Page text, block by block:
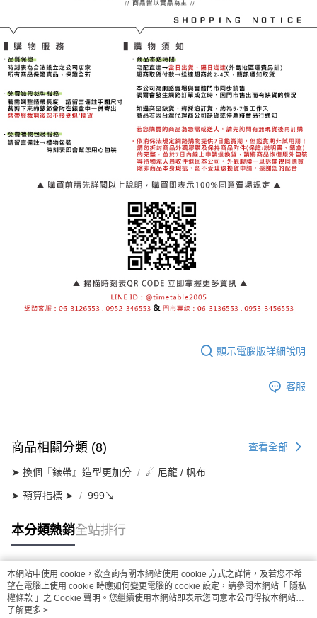
顯示電腦版詳細說明
客服
商品相關分類 (8) 查看全部
➤ 換個『錶帶』造型更加分 ☄ 尼龍 / 帆布
➤ 預算指標 ➤ 999↘
本分類熱銷全站排行
熱門標籤
本網站中使用 cookie，欲查詢有關本網站使用 cookie 方式之詳情，及若您不希
望在電腦上使用 cookie 時應如何變更電腦的 cookie 設定，請參閱本網站「 隱私
權條款 」之 Cookie 聲明。您繼續使用本網站即表示您同意本公司得按本網站使
用條款之 Cookie 聲明使用 cookie。
了解更多 >